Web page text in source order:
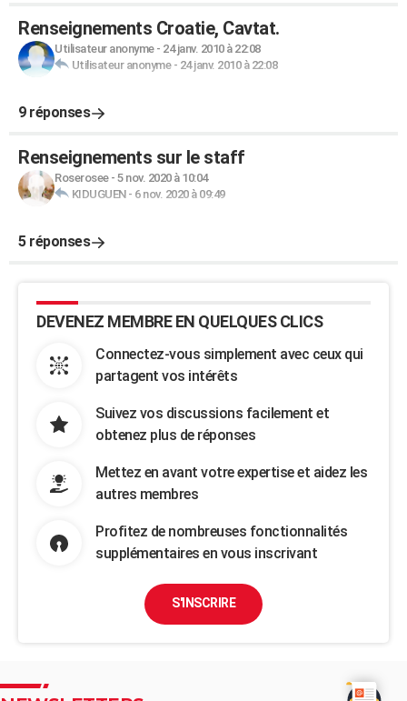
Renseignements Croatie, Cavtat.
Utilisateur anonyme- 24 janv. 2010 à 22:08
Utilisateur anonyme- 24 janv. 2010 à 22:08
9 réponses
Renseignements sur le staff
Roserosee- 5 nov. 2020 à 10:04
KIDUGUEN- 6 nov. 2020 à 09:49
5 réponses
DEVENEZ MEMBRE EN QUELQUES CLICS
Connectez-vous simplement avec ceux qui
partagent vos intérêts
Suivez vos discussions facilement et
obtenez plus de réponses
Mettez en avant votre expertise et aidez les
autres membres
Profitez de nombreuses fonctionnalités
supplémentaires en vous inscrivant
S'INSCRIRE